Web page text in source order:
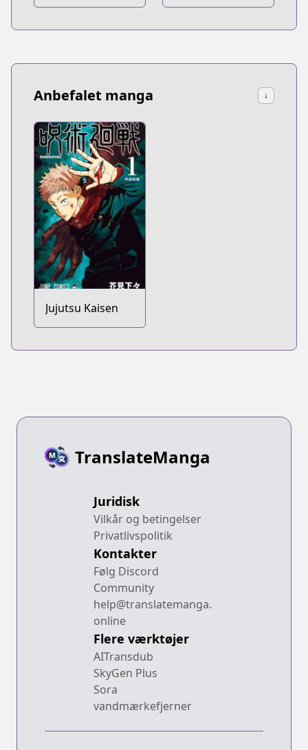
Anbefalet manga ↓
Jujutsu Kaisen
TranslateManga
Juridisk
Vilkår og betingelser
Privatlivspolitik
Kontakter
Følg Discord
Community
help@translatemanga.
online
Flere værktøjer
AITransdub
SkyGen Plus
Sora
vandmærkefjerner